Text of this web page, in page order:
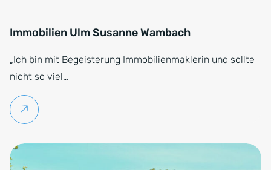
Immobilien Ulm Susanne Wambach
„Ich bin mit Begeisterung Immobilienmaklerin und sollte
nicht so viel…
Weiterlesen